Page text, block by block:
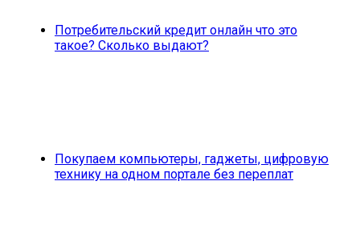
Потребительский кредит онлайн что это
такое? Сколько выдают?
Покупаем компьютеры, гаджеты, цифровую
технику на одном портале без переплат